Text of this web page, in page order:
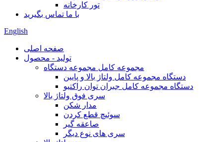
تور کارخانه
با ما تماس بگیرید
English
صفحه اصلی
تولید - محصول
مجموعه کامل مجموعه دستگاه
دستگاه مجموعه کامل ولتاژ بالا و پایین
دستگاه مجموعه کامل جبران توان راکتیو
سری فوق ولتاژ بالا
مدار شکن
سوئیچ قطع کردن
صاعقه گیر
سری های نوع دیگر